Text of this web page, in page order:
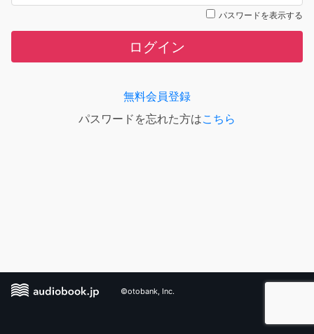
パスワードを表示する
ログイン
無料会員登録
パスワードを忘れた方はこちら
©otobank, Inc.